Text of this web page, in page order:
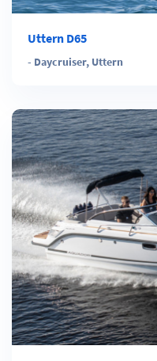
Uttern D65
- Daycruiser, Uttern